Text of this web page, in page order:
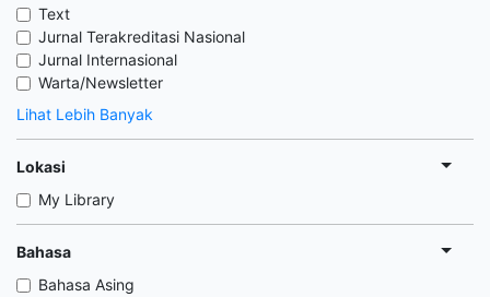
Text
Jurnal Terakreditasi Nasional
Jurnal Internasional
Warta/Newsletter
Lihat Lebih Banyak
Lokasi
My Library
Bahasa
Bahasa Asing